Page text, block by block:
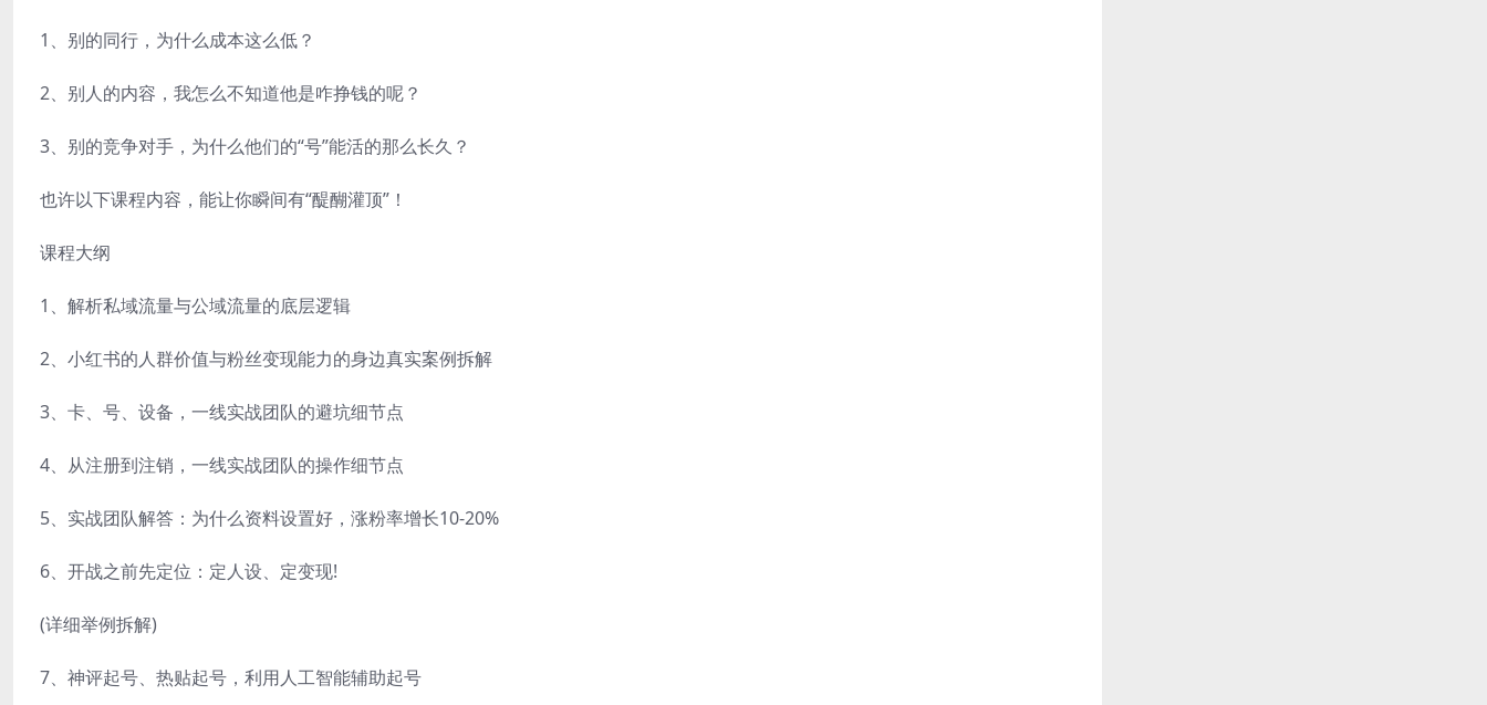
1、别的同行，为什么成本这么低？
2、别人的内容，我怎么不知道他是咋挣钱的呢？
3、别的竞争对手，为什么他们的“号”能活的那么长久？
也许以下课程内容，能让你瞬间有“醍醐灌顶”！
课程大纲
1、解析私域流量与公域流量的底层逻辑
2、小红书的人群价值与粉丝变现能力的身边真实案例拆解
3、卡、号、设备，一线实战团队的避坑细节点
4、从注册到注销，一线实战团队的操作细节点
5、实战团队解答：为什么资料设置好，涨粉率增长10-20%
6、开战之前先定位：定人设、定变现!
(详细举例拆解)
7、神评起号、热贴起号，利用人工智能辅助起号